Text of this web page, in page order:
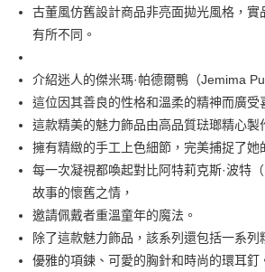
宅配
每筆NT$60，滿NT$1,000(含以上)免運費
古董風仿舊設計商品非亮面拋光風格，實
有所不同。
介紹迷人的傑米瑪·帕德爾鴨（Jemima
這位因其善良的性格和溫柔的精神而廣受
這款精美的魅力飾品由高品質琺瑯精心製
擁有精緻的手工上色細節，完美捕捉了她
每一次凝視都喚起對比阿特莉克斯·波特
故事的懷舊之情，
邀請佩戴者重溫童年的魔法。
除了這款魅力飾品，該系列還包括一系
優雅的項鍊、可愛的胸針和時尚的環耳釘